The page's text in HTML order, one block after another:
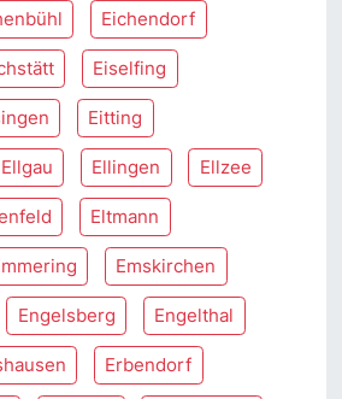
Eichendorf
Eiselfing
Eitting
Ellgau Ellingen Ellzee
Eltmann
Emskirchen
Engelsberg Engelthal
Erbendorf